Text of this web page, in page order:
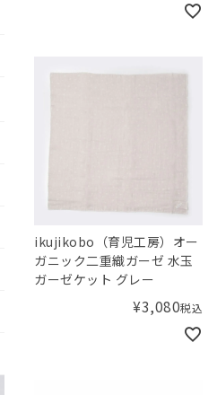
ikujikobo（育児工房）オー
ガニック二重織ガーゼ 水玉
ガーゼケット グレー
¥3,080税込